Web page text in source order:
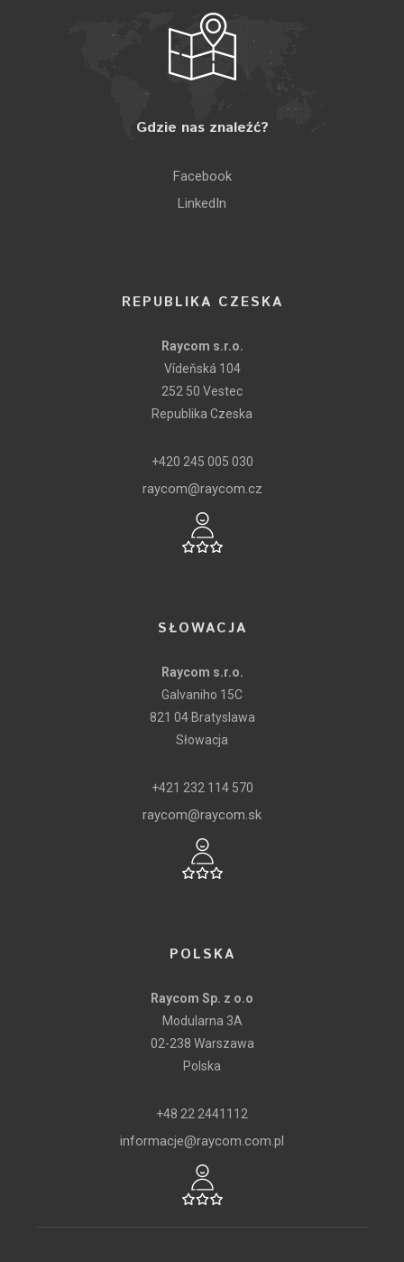
Gdzie nas znaleźć?
Facebook
LinkedIn
REPUBLIKA CZESKA
Raycom s.r.o.
Vídeňská 104
252 50 Vestec
Republika Czeska
+420 245 005 030
raycom@raycom.cz
SŁOWACJA
Raycom s.r.o.
Galvaniho 15C
821 04 Bratyslawa
Słowacja
+421 232 114 570
raycom@raycom.sk
POLSKA
Raycom Sp. z o.o
Modularna 3A
02-238 Warszawa
Polska
+48 22 2441112
informacje@raycom.com.pl